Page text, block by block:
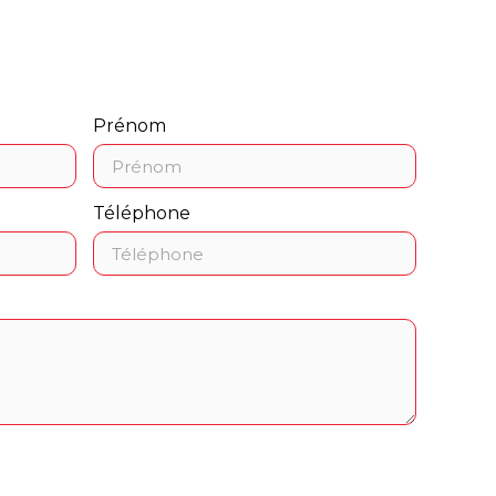
Prénom
Téléphone